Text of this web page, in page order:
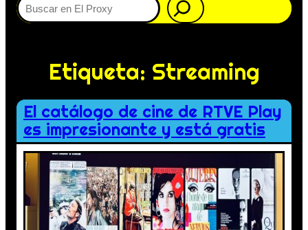
Etiqueta: Streaming
El catálogo de cine de RTVE Play
es impresionante y está gratis